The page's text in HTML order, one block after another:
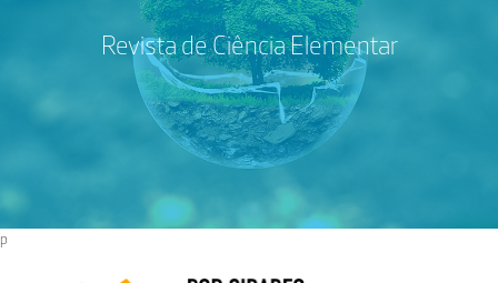
Revista de Ciência Elementar
p